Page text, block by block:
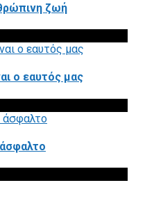
ζωή
ο εαυτός μας